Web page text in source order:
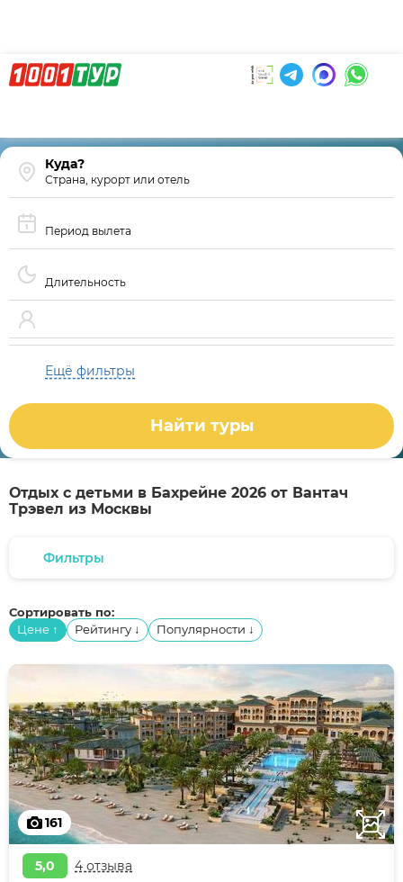
Страна, курорт или отель
Период вылета
Длительность
Ещё фильтры
Найти туры
Отдых с детьми в Бахрейне 2026 от Вантач
Трэвел из Москвы
Фильтры
Сортировать по:
Цене ↑ Рейтингу ↓ Популярности ↓
161
5,0 4 отзыва